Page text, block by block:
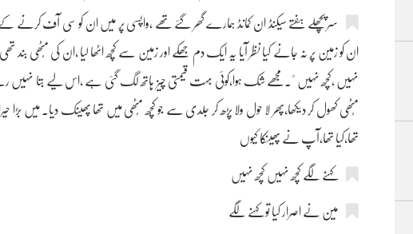
سر پچھلے ہفتے سیکنڈ ان کمانڈ ہمارے گھر گئے تھے ،واپسی پر میں ان کو سی آف
ان کو زمین پر نہ جانے کیا نظر آیا یہ ایک دم جھکے اور زمین سے کُچھ اٹھا لیا ،ان کی مُٹھی بند
نہیں ،کچھ نہیں "۔مجھے شک ہوا،کوئی بہت قیمتی چیز ہاتھ لگ گئی ہے ،اس لیے بتا نہیں
مُٹھی کھول کر دیکھا،پھر لا حول ولا پڑھ کر جلدی سے جو کُچھ مُٹھی میں تھا پھینک دیا۔ میں بڑا
تھا،کیا تھا،آپ نے پھینکا کیوں
کہنے لگے کچھ نہیں کچھ نہیں
مین نے اصرار کیا تو کہنے لگے